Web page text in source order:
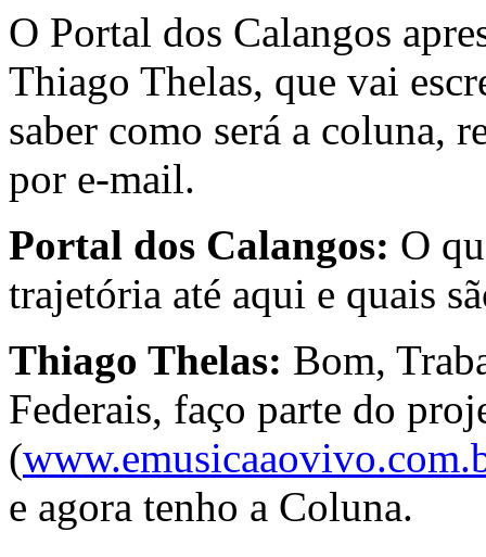
O Portal dos Calangos
Thiago Thelas, que vai
saber como será a coluna,
por e-mail.
Portal dos Calangos: O
trajetória até aqui e quais
Thiago Thelas: Bom,
Federais, faço parte do
(
e agora tenho a Coluna.